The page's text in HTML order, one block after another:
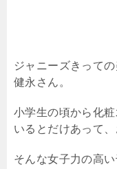
ジャニーズきって
健永さん。
小学生の頃から化
いるとだけあって
そんな女子力の高